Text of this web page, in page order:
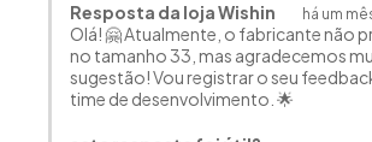
Resposta da loja Wishin há um
Olá! 🤗 Atualmente, o fabricante não
no tamanho 33, mas agradecemos
sugestão! Vou registrar o seu
time de desenvolvimento. 🌟